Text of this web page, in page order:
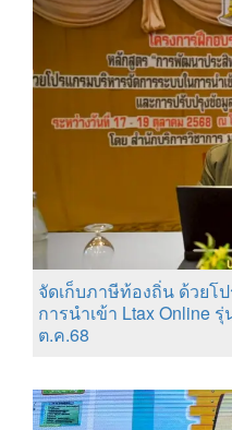
จัดเก็บภาษีท้องถิ่น ด้วยโ
การนำเข้า Ltax Online
ต.ค.68